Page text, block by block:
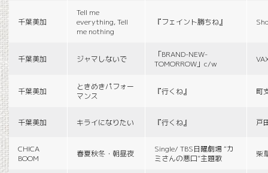
千葉美加
Tell me
everything, Tell
me nothing
『フェイント勝ちね』
千葉美加 ジャマしないで
「BRAND-NEW-
TOMORROW」c/w
千葉美加
ときめきパフォー
マンス
『行くね』 町
千葉美加 キライになりたい 『行くね』 戸
CHICA
BOOM
春夏秋冬・朝昼夜
Single/ TBS日曜劇場 “カ
ミさんの悪口”主題歌
柴